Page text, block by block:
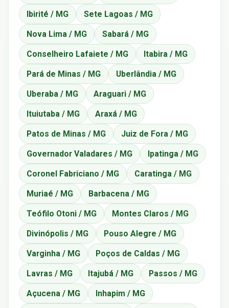
Ibirité / MG Sete Lagoas / MG
Nova Lima / MG Sabará / MG
Conselheiro Lafaiete / MG Itabira / MG
Pará de Minas / MG Uberlândia / MG
Uberaba / MG Araguari / MG
Ituiutaba / MG Araxá / MG
Patos de Minas / MG Juiz de Fora / MG
Governador Valadares / MG Ipatinga / MG
Coronel Fabriciano / MG Caratinga / MG
Muriaé / MG Barbacena / MG
Teófilo Otoni / MG Montes Claros / MG
Divinópolis / MG Pouso Alegre / MG
Varginha / MG Poços de Caldas / MG
Lavras / MG Itajubá / MG Passos / MG
Açucena / MG Inhapim / MG